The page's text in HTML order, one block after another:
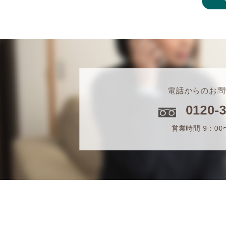
電話からのお
0120-
営業時間 9：00